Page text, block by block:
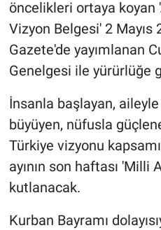
öncelikleri ortaya koyan
Vizyon Belgesi' 2 Mayıs
Gazete'de yayımlanan
Genelgesi ile yürürlüğe
İnsanla başlayan,
büyüyen, nüfusla
Türkiye vizyonu
ayının son haftası 'Milli
kutlanacak.
Kurban Bayramı